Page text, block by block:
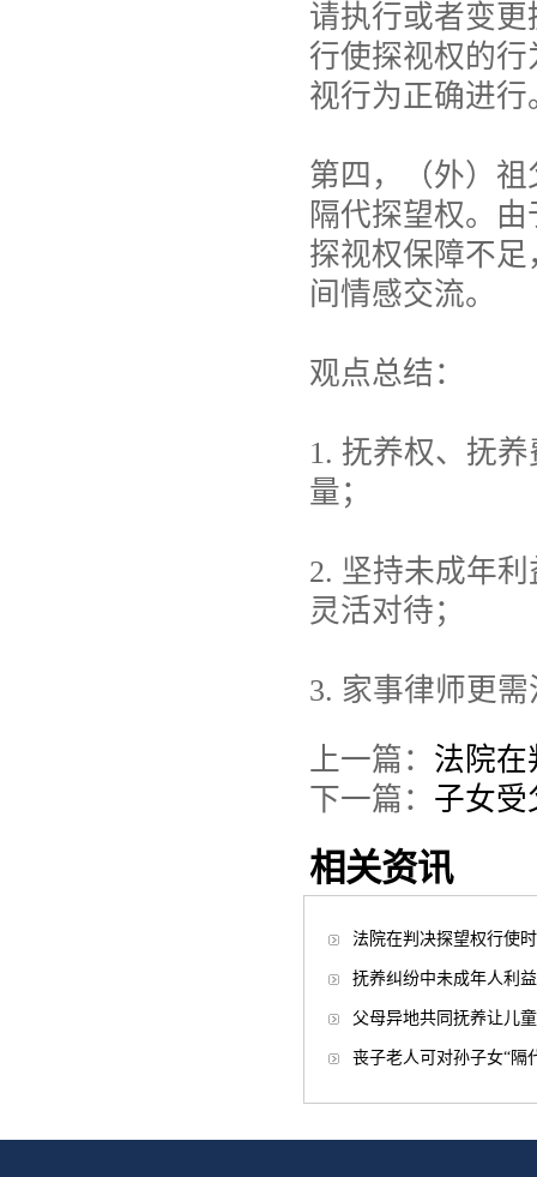
请执行或者变
行使探视权的
视行为正确进行
第四，（外）
隔代探望权。
探视权保障不
间情感交流。
观点总结：
1. 抚养权、抚
量；
2. 坚持未成年
灵活对待；
3. 家事律师更
上一篇： 法院在
下一篇： 子女受
相关资讯
法院在判决探望权行使
抚养纠纷中未成年人利
父母异地共同抚养让儿
丧子老人可对孙子女“隔